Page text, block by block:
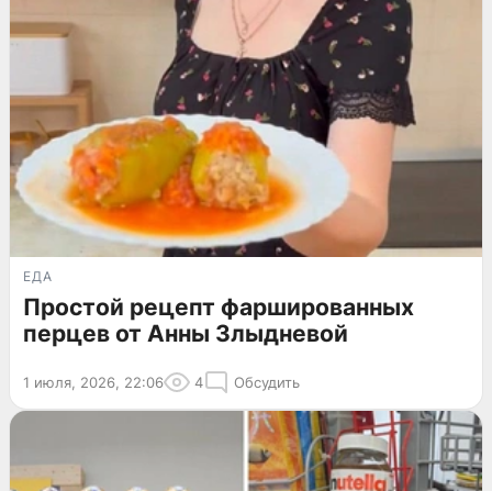
ЕДА
Простой рецепт фаршированных
перцев от Анны Злыдневой
1 июля, 2026, 22:06 4 Обсудить